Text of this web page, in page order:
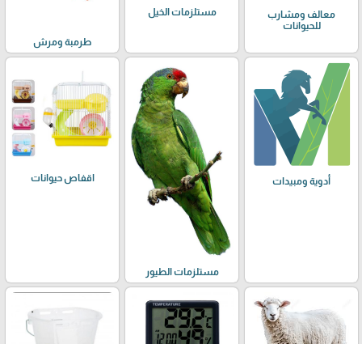
معالف ومشارب
للحيوانات
مستلزمات الخيل
طرمبة ومرش
أدوية ومبيدات
مستلزمات الطيور
اقفاص حيوانات